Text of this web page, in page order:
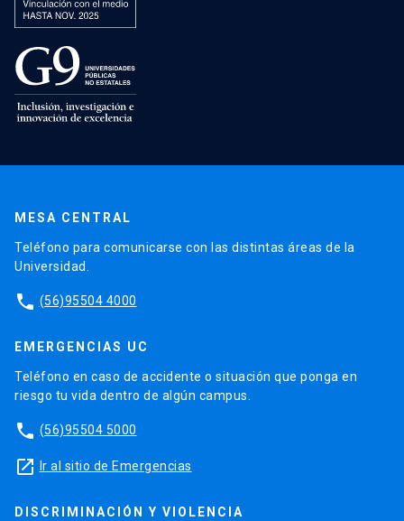
MESA CENTRAL
Teléfono para comunicarse con las distintas áreas de la
Universidad.
phone (56)95504 4000
EMERGENCIAS UC
Teléfono en caso de accidente o situación que ponga en
riesgo tu vida dentro de algún campus.
phone (56)95504 5000
launch Ir al sitio de Emergencias
DISCRIMINACIÓN Y VIOLENCIA